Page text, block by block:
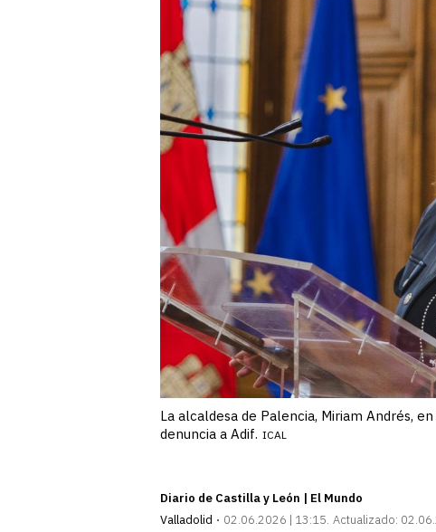
La alcaldesa de Palencia, Miriam Andrés,
denuncia a Adif. ICAL
Diario de Castilla y León | El Mundo
Valladolid
02.06.2026 | 13:15 Actualizado: